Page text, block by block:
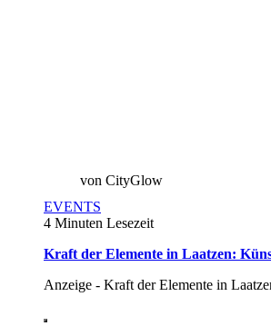
von CityGlow
EVENTS
4 Minuten Lesezeit
Kraft der Elemente in Laatzen:
Anzeige - Kraft der Elemente in